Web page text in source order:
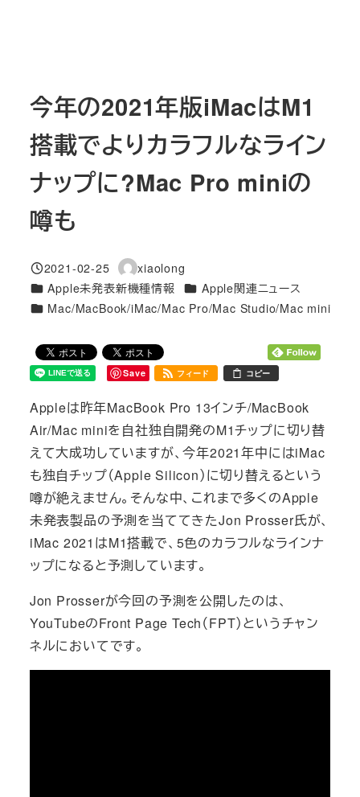
今年の2021年版iMacはM1
搭載でよりカラフルなライン
ナップに?Mac Pro miniの
噂も
投稿日
2021-02-25
著
者
xiaolong
カテゴリー
Apple未発表新機種情報 カテゴリー
Apple関連ニュース
カテゴリー
Mac/MacBook/iMac/Mac Pro/Mac Studio/Mac mini
Save フィード コピー
Appleは昨年MacBook Pro 13インチ/MacBook
Air/Mac miniを自社独自開発のM1チップに切り替
えて大成功していますが、今年2021年中にはiMac
も独自チップ（Apple Silicon）に切り替えるという
噂が絶えません。そんな中、これまで多くのApple
未発表製品の予測を当ててきたJon Prosser氏が、
iMac 2021はM1搭載で、5色のカラフルなラインナ
ップになると予測しています。
Jon Prosserが今回の予測を公開したのは、
YouTubeのFront Page Tech（FPT）というチャン
ネルにおいてです。